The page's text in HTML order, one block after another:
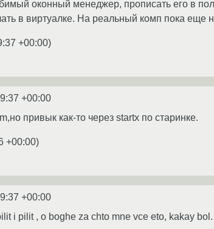
оконный менеджер, прописать его в
в виртуалке. На реальный комп пока еще
+00:00)
+00:00
привык как-то через startx по старинке.
+00:00)
+00:00
i pilit , o boghe za chto mne vce eto, kakay bol.